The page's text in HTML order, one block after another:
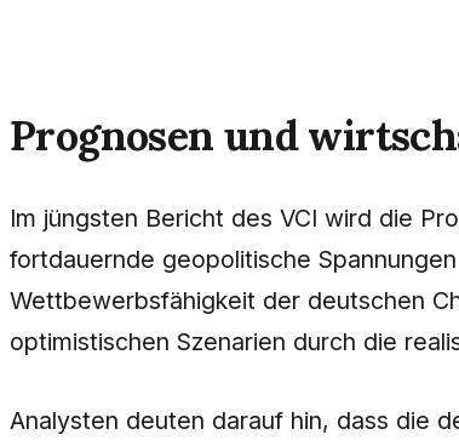
Prognosen und
Im jüngsten Bericht des VCI wird die
fortdauernde geopolitische
Wettbewerbsfähigkeit der deutschen
optimistischen Szenarien durch die
Analysten deuten darauf hin, dass die